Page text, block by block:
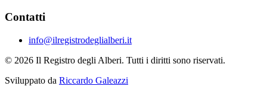
Contatti
info@ilregistrodeglialberi.it
© 2026 Il Registro degli Alberi. Tutti i diritti sono riservati.
Sviluppato da Riccardo Galeazzi